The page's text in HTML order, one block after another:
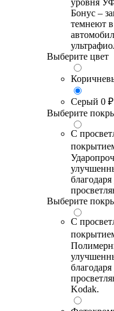
уровня
Бонус –
темнеют
Выберите цвет
Серый 0 ₽
Выберите
С
Выберите
С
Kodak.